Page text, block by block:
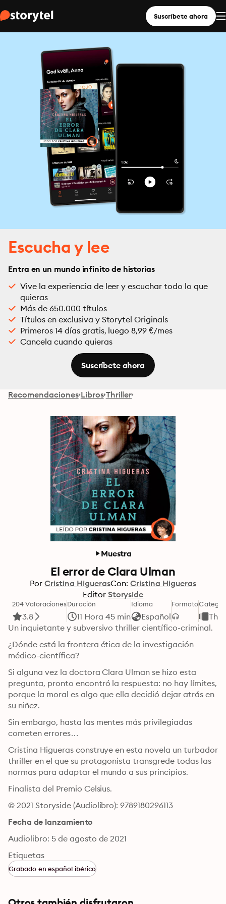
Suscríbete ahora
Escucha y lee
Entra en un mundo infinito de historias
Vive la experiencia de leer y escuchar todo lo que
quieras
Más de 650.000 títulos
Títulos en exclusiva y Storytel Originals
Primeros 14 días gratis, luego 8,99 €/mes
Cancela cuando quieras
Suscríbete ahora
Recomendaciones Libros Thriller
Muestra
El error de Clara Ulman
Por Cristina HiguerasCon: Cristina Higueras
Editor Storyside
204 Valoraciones
3.8
Duración
11 Hora 45 min
Idioma
Español
Formato
Un inquietante y subversivo thriller científico-criminal.
¿Dónde está la frontera ética de la investigación
médico-científica?
Si alguna vez la doctora Clara Ulman se hizo esta
pregunta, pronto encontró la respuesta: no hay límites,
porque la moral es algo que ella decidió dejar atrás en
su niñez.
Sin embargo, hasta las mentes más privilegiadas
cometen errores…
Cristina Higueras construye en esta novela un turbador
thriller en el que su protagonista transgrede todas las
normas para adaptar el mundo a sus principios.
Finalista del Premio Celsius.
© 2021 Storyside (Audiolibro): 9789180296113
Fecha de lanzamiento
Audiolibro: 5 de agosto de 2021
Etiquetas
Grabado en español ibérico